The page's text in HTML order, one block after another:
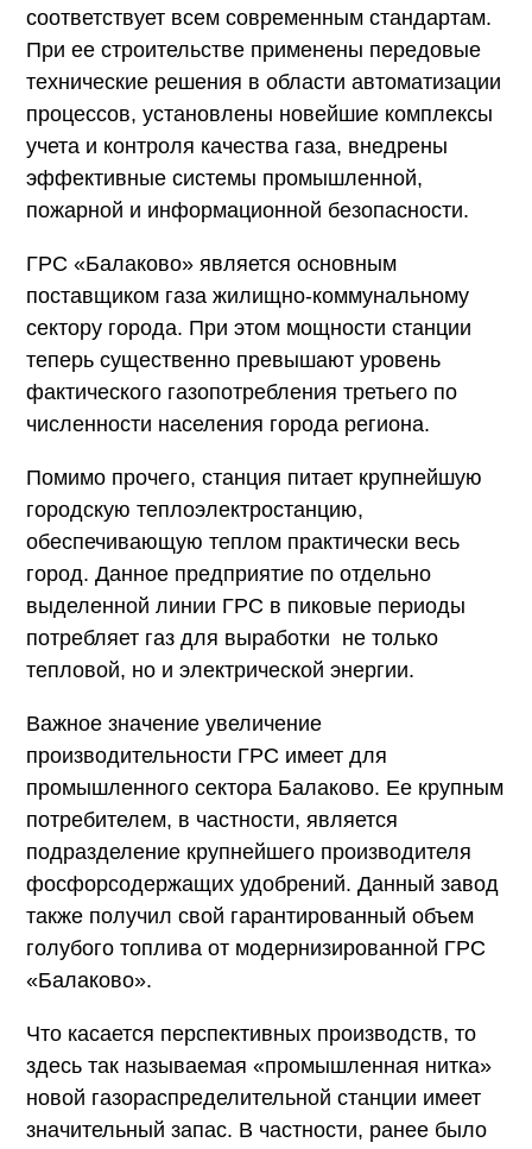
соответствует всем современным стандартам.
При ее строительстве применены передовые
технические решения в области автоматизации
процессов, установлены новейшие комплексы
учета и контроля качества газа, внедрены
эффективные системы промышленной,
пожарной и информационной безопасности.
ГРС «Балаково» является основным
поставщиком газа жилищно-коммунальному
сектору города. При этом мощности станции
теперь существенно превышают уровень
фактического газопотребления третьего по
численности населения города региона.
Помимо прочего, станция питает крупнейшую
городскую теплоэлектростанцию,
обеспечивающую теплом практически весь
город. Данное предприятие по отдельно
выделенной линии ГРС в пиковые периоды
потребляет газ для выработки не только
тепловой, но и электрической энергии.
Важное значение увеличение
производительности ГРС имеет для
промышленного сектора Балаково. Ее крупным
потребителем, в частности, является
подразделение крупнейшего производителя
фосфорсодержащих удобрений. Данный завод
также получил свой гарантированный объем
голубого топлива от модернизированной ГРС
«Балаково».
Что касается перспективных производств, то
здесь так называемая «промышленная нитка»
новой газораспределительной станции имеет
значительный запас. В частности, ранее было